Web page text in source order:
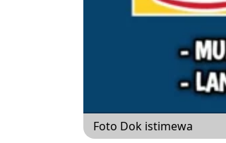
Foto Dok istimewa